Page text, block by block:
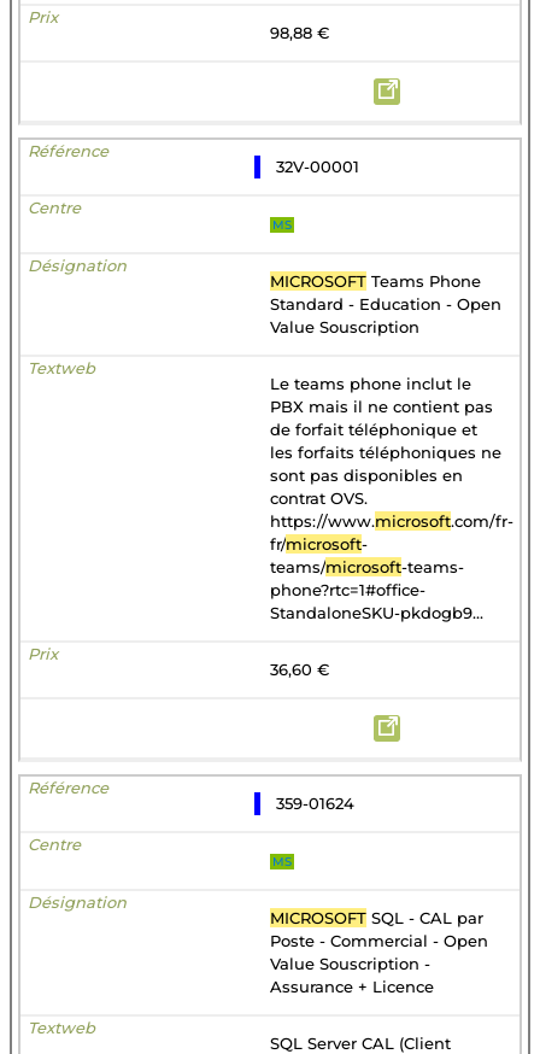
98,88 €
32V-00001
MS
MICROSOFT Teams Phone
Standard - Education - Open
Value Souscription
Le teams phone inclut le
PBX mais il ne contient pas
de forfait téléphonique et
les forfaits téléphoniques ne
sont pas disponibles en
contrat OVS.
https://www.microsoft.com/fr-
fr/microsoft-
teams/microsoft-teams-
phone?rtc=1#office-
StandaloneSKU-pkdogb9...
36,60 €
359-01624
MS
MICROSOFT SQL - CAL par
Poste - Commercial - Open
Value Souscription -
Assurance + Licence
SQL Server CAL (Client